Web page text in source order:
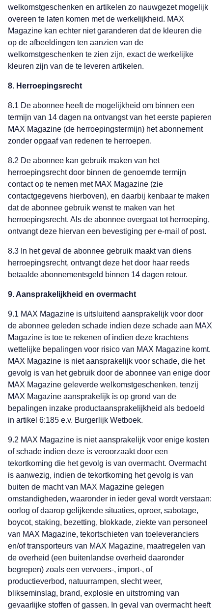
welkomstgeschenken en artikelen zo nauwgezet mogelijk
overeen te laten komen met de werkelijkheid. MAX
Magazine kan echter niet garanderen dat de kleuren die
op de afbeeldingen ten aanzien van de
welkomstgeschenken te zien zijn, exact de werkelijke
kleuren zijn van de te leveren artikelen.
8. Herroepingsrecht
8.1 De abonnee heeft de mogelijkheid om binnen een
termijn van 14 dagen na ontvangst van het eerste papieren
MAX Magazine (de herroepingstermijn) het abonnement
zonder opgaaf van redenen te herroepen.
8.2 De abonnee kan gebruik maken van het
herroepingsrecht door binnen de genoemde termijn
contact op te nemen met MAX Magazine (zie
contactgegevens hierboven), en daarbij kenbaar te maken
dat de abonnee gebruik wenst te maken van het
herroepingsrecht. Als de abonnee overgaat tot herroeping,
ontvangt deze hiervan een bevestiging per e-mail of post.
8.3 In het geval de abonnee gebruik maakt van diens
herroepingsrecht, ontvangt deze het door haar reeds
betaalde abonnementsgeld binnen 14 dagen retour.
9. Aansprakelijkheid en overmacht
9.1 MAX Magazine is uitsluitend aansprakelijk voor door
de abonnee geleden schade indien deze schade aan MAX
Magazine is toe te rekenen of indien deze krachtens
wettelijke bepalingen voor risico van MAX Magazine komt.
MAX Magazine is niet aansprakelijk voor schade, die het
gevolg is van het gebruik door de abonnee van enige door
MAX Magazine geleverde welkomstgeschenken, tenzij
MAX Magazine aansprakelijk is op grond van de
bepalingen inzake productaansprakelijkheid als bedoeld
in artikel 6:185 e.v. Burgerlijk Wetboek.
9.2 MAX Magazine is niet aansprakelijk voor enige kosten
of schade indien deze is veroorzaakt door een
tekortkoming die het gevolg is van overmacht. Overmacht
is aanwezig, indien de tekortkoming het gevolg is van
buiten de macht van MAX Magazine gelegen
omstandigheden, waaronder in ieder geval wordt verstaan:
oorlog of daarop gelijkende situaties, oproer, sabotage,
boycot, staking, bezetting, blokkade, ziekte van personeel
van MAX Magazine, tekortschieten van toeleveranciers
en/of transporteurs van MAX Magazine, maatregelen van
de overheid (een buitenlandse overheid daaronder
begrepen) zoals een vervoers-, import-, of
productieverbod, natuurrampen, slecht weer,
blikseminslag, brand, explosie en uitstroming van
gevaarlijke stoffen of gassen. In geval van overmacht heeft